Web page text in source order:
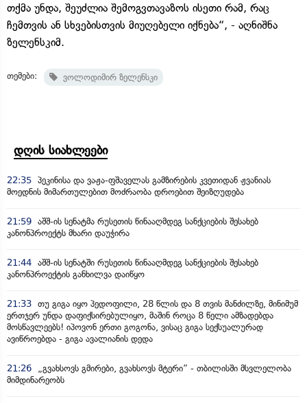
თქმა უნდა, შეუძლია შემოგვთავაზოს ისეთი რამ, რაც
ჩემთვის ან სხვებისთვის მიუღებელი იქნება“, - აღნიშნა
ზელენსკიმ.
თემები: ვოლოდიმირ ზელენსკი
დღის სიახლეები
22:35 პეკინისა და ვაჟა-ფშაველას გამზირების კვეთიდან ჟვანიას
მოედნის მიმართულებით მოძრაობა დროებით შეიზღუდება
21:59 აშშ-ის სენატმა რუსეთის წინააღმდეგ სანქციების შესახებ
კანონპროექტს მხარი დაუჭირა
21:44 აშშ-ის სენატში რუსეთის წინააღმდეგ სანქციების შესახებ
კანონპროექტის განხილვა დაიწყო
21:33 თუ გიგა იყო პედოფილი, 28 წლის და 8 თვის მანძილზე, მინიმუმ
ერთჯერ უნდა დაფიქსირებულიყო, მაშინ როცა 8 წელი ამზადებდა
მოსწავლეებს! იპოვონ ერთი გოგონა, ვისაც გიგა სექსუალურად
ავიწროებდა - გიგა ავალიანის დედა
21:26
„გვახსოვს გმირები, გვახსოვს მტერი” - თბილისში მსვლელობა
მიმდინარეობს